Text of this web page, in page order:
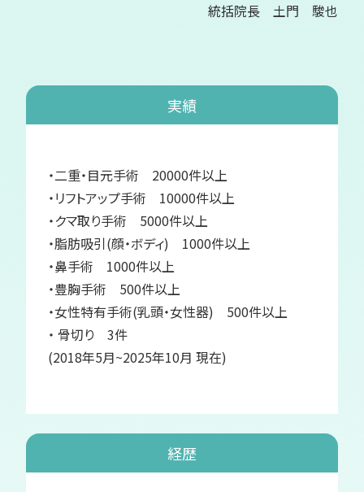
統括院長 土門 駿也
実績
・二重・目元手術 20000件以上
・リフトアップ手術 10000件以上
・クマ取り手術 5000件以上
・脂肪吸引(顔・ボディ) 1000件以上
・鼻手術 1000件以上
・豊胸手術 500件以上
・女性特有手術(乳頭・女性器) 500件以上
・ 骨切り 3件
(2018年5月~2025年10月 現在)
経歴